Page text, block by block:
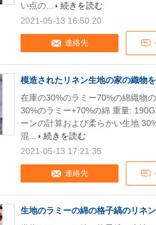
連絡先
い点の...
続きを読む
2021-05-13 16:50:20
模造されたリネン生地の家の織物
連絡先
在庫の30%のラミー70%の綿織物
30%のラミー+70%の綿 重量:
ーンの計算および柔らかい生地
混...
続きを読む
2021-05-13 17:21:35
生地のラミーの綿の格子縞のリネ